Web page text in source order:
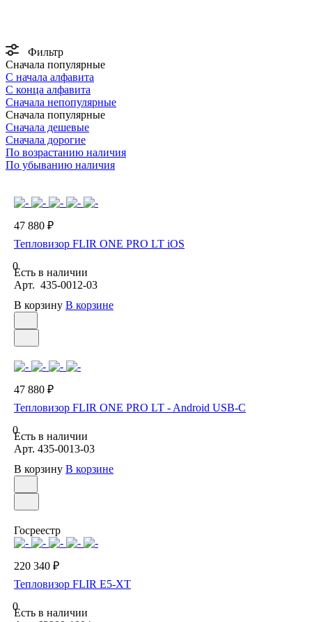
Фильтр
Сначала популярные
С начала алфавита
С конца алфавита
Сначала непопулярные
Сначала популярные
Сначала дешевые
Сначала дорогие
По возрастанию наличия
По убыванию наличия
47 880 ₽
Тепловизор FLIR ONE PRO LT iOS
0
Есть в наличии
Арт. 435-0012-03
В корзину В корзине
47 880 ₽
Тепловизор FLIR ONE PRO LT - Android USB-C
0
Есть в наличии
Арт. 435-0013-03
В корзину В корзине
Госреестр
220 340 ₽
Тепловизор FLIR E5-XT
0
Есть в наличии